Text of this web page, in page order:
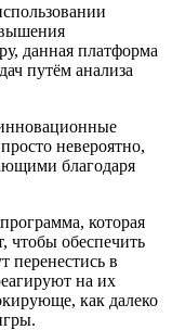
данная платформа
путём анализа
невероятно,
благодаря
которая
чтобы обеспечить
перенестись в
на их
как далеко